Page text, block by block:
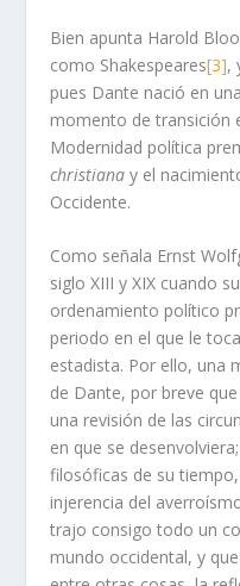
Bien apunta Harold
como Shakespeares[3],
pues Dante nació en
momento de transición
Modernidad política
christiana y el
Occidente.
Como señala Ernst
siglo XIII y XIX cuando
ordenamiento político
periodo en el que le
estadista. Por ello, una
de Dante, por breve
una revisión de las
en que se
filosóficas de su
injerencia del
trajo consigo todo un
mundo occidental, y